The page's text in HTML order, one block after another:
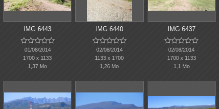
IMG 6443

01/08/2014
1700 x 1133
1,37 Mo
IMG 6440

02/08/2014
1133 x 1700
1,26 Mo
IMG 6437

02/08/2014
1700 x 1133
1,1 Mo